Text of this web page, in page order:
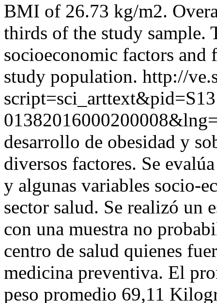
BMI of 26.73 kg/m2.
thirds of the study sample.
socioeconomic factors and
study population. http://
desarrollo de obesidad y
diversos factores. Se
y algunas variables socio-
sector salud. Se realizó un
con una muestra no
centro de salud quienes
medicina preventiva. El
peso promedio 69,11